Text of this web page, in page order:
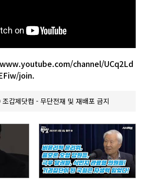
channel/UCq2Ld
join.
제닷컴 - 무단전재 및 재배포 금지